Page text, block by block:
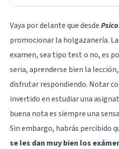
Vaya por delante que desde
promocionar la holgazanería.
examen, sea tipo test o no, es
seria, aprenderse bien la
disfrutar respondiendo. Notar
invertido en estudiar una
buena nota es siempre una
Sin embargo, habrás percibido
se les dan muy bien los